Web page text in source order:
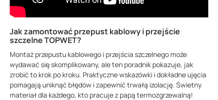
Jak zamontować przepust kablowy i przejście
szczelne TOPWET?
Montaż przepustu kablowego i przejścia szczelnego może
wydawać się skomplikowany, ale ten poradnik pokazuje, jak
zrobić to krok po kroku. Praktyczne wskazówki i dokładne ujęcia
pomagają uniknąć błędów i zapewnić trwałą izolację. Świetny
materiał dla każdego, kto pracuje z papą termozgrzewalną!